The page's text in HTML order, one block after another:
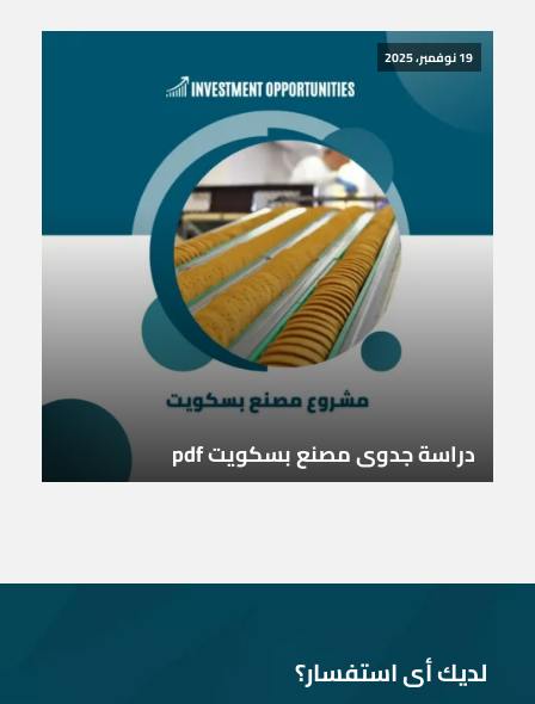
19 نوفمبر، 2025
دراسة جدوى مصنع بسكويت pdf
لديك أى استفسار؟